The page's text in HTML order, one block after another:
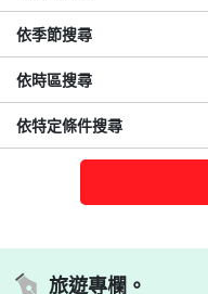
依季節搜尋
依時區搜尋
依特定條件搜尋
旅遊專欄。